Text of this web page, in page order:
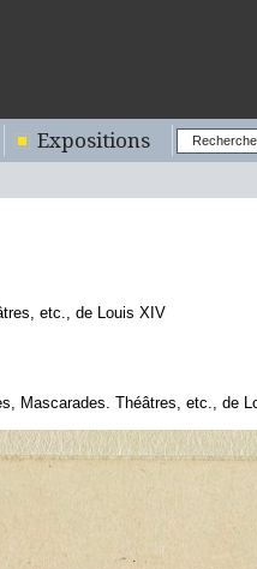
Expositions
etc., de Louis XIV
Mascarades. Théâtres, etc., de